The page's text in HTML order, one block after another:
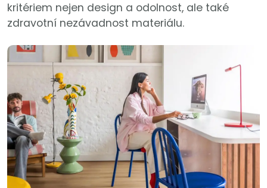
kritériem nejen design a odolnost, ale také
zdravotní nezávadnost materiálu.